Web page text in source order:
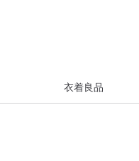
衣着良品